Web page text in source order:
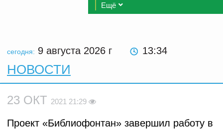
Ещё
сегодня: 9 августа 2026 г 13:34
НОВОСТИ
23 ОКТ 2021 21:29
Проект «Библиофонтан» завершил работу в